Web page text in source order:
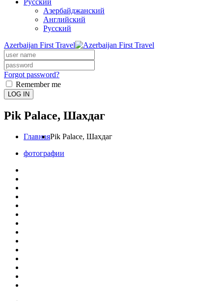
Русский
Азербайджанский
Английский
Русский
Azerbaijan First Travel
Forgot password?
Remember me
LOG IN
Pik Palace, Шахдаг
ГлавнаяPik Palace, Шахдаг
фотографии